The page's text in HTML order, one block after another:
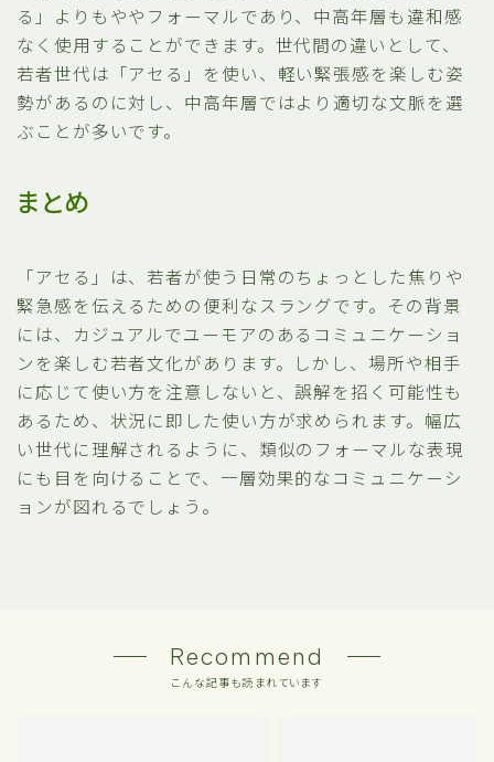
る」よりもややフォーマルであり、中高年層も違和感
なく使用することができます。世代間の違いとして、
若者世代は「アセる」を使い、軽い緊張感を楽しむ姿
勢があるのに対し、中高年層ではより適切な文脈を選
ぶことが多いです。
まとめ
「アセる」は、若者が使う日常のちょっとした焦りや
緊急感を伝えるための便利なスラングです。その背景
には、カジュアルでユーモアのあるコミュニケーショ
ンを楽しむ若者文化があります。しかし、場所や相手
に応じて使い方を注意しないと、誤解を招く可能性も
あるため、状況に即した使い方が求められます。幅広
い世代に理解されるように、類似のフォーマルな表現
にも目を向けることで、一層効果的なコミュニケーシ
ョンが図れるでしょう。
Recommend
こんな記事も読まれています